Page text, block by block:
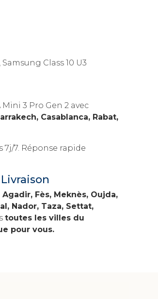
Class 10 U3
Mini 3 Pro Gen 2 avec
Casablanca, Rabat,
7. Réponse rapide
Fès, Meknès, Oujda,
Nador, Taza, Settat,
toutes les villes du
pour vous.